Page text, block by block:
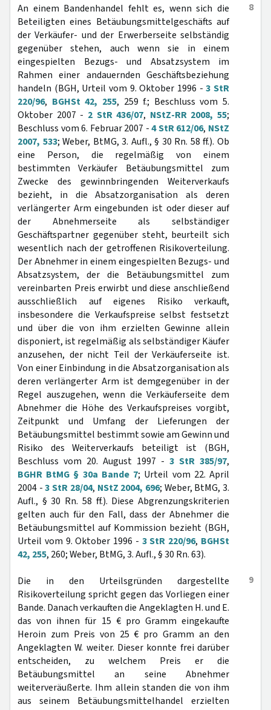
8
An einem Bandenhandel fehlt es, wenn sich die
Beteiligten eines Betäubungsmittelgeschäfts auf
der Verkäufer- und der Erwerberseite selbständig
gegenüber stehen, auch wenn sie in einem
eingespielten Bezugs- und Absatzsystem im
Rahmen einer andauernden Geschäftsbeziehung
handeln (BGH, Urteil vom 9. Oktober 1996 -3 StR
220/96, BGHSt 42, 255, 259 f.; Beschluss vom 5.
Oktober 2007 - 2 StR 436/07, NStZ-RR 2008, 55;
Beschluss vom 6. Februar 2007 -4 StR 612/06, NStZ
2007, 533; Weber, BtMG, 3. Aufl., § 30 Rn. 58 ff.). Ob
eine Person, die regelmäßig von einem
bestimmten Verkäufer Betäubungsmittel zum
Zwecke des gewinnbringenden Weiterverkaufs
bezieht, in die Absatzorganisation als deren
verlängerter Arm eingebunden ist oder dieser auf
der Abnehmerseite als selbständiger
Geschäftspartner gegenüber steht, beurteilt sich
wesentlich nach der getroffenen Risikoverteilung.
Der Abnehmer in einem eingespielten Bezugs- und
Absatzsystem, der die Betäubungsmittel zum
vereinbarten Preis erwirbt und diese anschließend
ausschließlich auf eigenes Risiko verkauft,
insbesondere die Verkaufspreise selbst festsetzt
und über die von ihm erzielten Gewinne allein
disponiert, ist regelmäßig als selbständiger Käufer
anzusehen, der nicht Teil der Verkäuferseite ist.
Von einer Einbindung in die Absatzorganisation als
deren verlängerter Arm ist demgegenüber in der
Regel auszugehen, wenn die Verkäuferseite dem
Abnehmer die Höhe des Verkaufspreises vorgibt,
Zeitpunkt und Umfang der Lieferungen der
Betäubungsmittel bestimmt sowie am Gewinn und
Risiko des Weiterverkaufs beteiligt ist (BGH,
Beschluss vom 20. August 1997 - 3 StR 385/97,
BGHR BtMG § 30a Bande 7; Urteil vom 22. April
2004 -3 StR 28/04, NStZ 2004, 696; Weber, BtMG, 3.
Aufl., § 30 Rn. 58 ff.). Diese Abgrenzungskriterien
gelten auch für den Fall, dass der Abnehmer die
Betäubungsmittel auf Kommission bezieht (BGH,
Urteil vom 9. Oktober 1996 - 3 StR 220/96, BGHSt
42, 255, 260; Weber, BtMG, 3. Aufl., § 30 Rn. 63).
9
Die in den Urteilsgründen dargestellte
Risikoverteilung spricht gegen das Vorliegen einer
Bande. Danach verkauften die Angeklagten H. und E.
das von ihnen für 15 € pro Gramm eingekaufte
Heroin zum Preis von 25 € pro Gramm an den
Angeklagten W. weiter. Dieser konnte frei darüber
entscheiden, zu welchem Preis er die
Betäubungsmittel an seine Abnehmer
weiterveräußerte. Ihm allein standen die von ihm
aus seinem Betäubungsmittelhandel erzielten